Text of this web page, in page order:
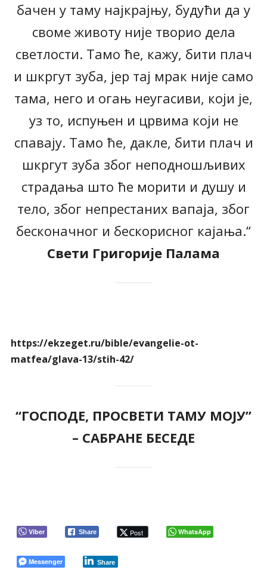
бачен у таму најкрајњу, будући да у
своме животу није творио дела
светлости. Тамо ће, кажу, бити плач
и шкргут зуба, јер тај мрак није само
тама, него и огањ неугасиви, који је,
уз то, испуњен и црвима који не
спавају. Тамо ће, дакле, бити плач и
шкргут зуба због неподношљивих
страдања што ће морити и душу и
тело, због непрестаних вапаја, због
бесконачног и бескорисног кајања.“
Свети Григорије Палама
https://ekzeget.ru/bible/evangelie-ot-
matfea/glava-13/stih-42/
“ГОСПОДЕ, ПРОСВЕТИ ТАМУ МОЈУ”
– САБРАНЕ БЕСЕДЕ
Viber Share Post WhatsApp
Messenger Share